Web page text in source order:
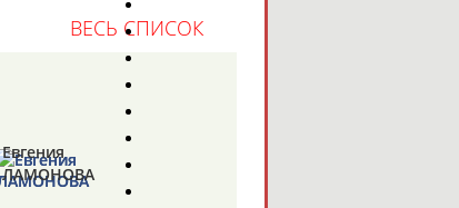
Евгения
ЛАМОНОВА
ВЕСЬ СПИСОК